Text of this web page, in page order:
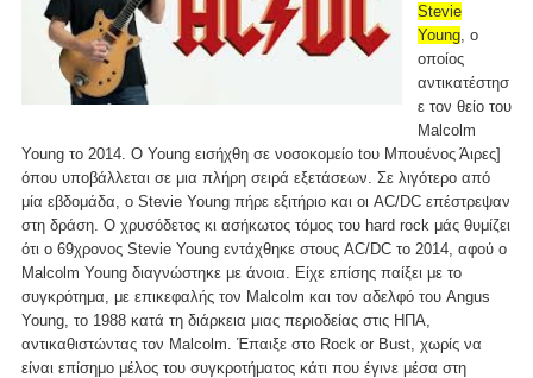
Stevie
Young , ο
οποίος
αντικατέστησ
ε τον θείο του
Malcolm
Young το 2014. Ο Young εισήχθη σε νοσοκομείο tου Μπουένος Άιρες]
όπου υποβάλλεται σε μια πλήρη σειρά εξετάσεων. Σε λιγότερο από
μία εβδομάδα, ο Stevie Young πήρε εξιτήριο και οι AC/DC επέστρεψαν
στη δράση. Ο χρυσόδετος κι ασήκωτος τόμος του hard rock μάς θυμίζει
ότι ο 69χρονος Stevie Young εντάχθηκε στους AC/DC το 2014, αφού ο
Malcolm Young διαγνώστηκε με άνοια. Είχε επίσης παίξει με το
συγκρότημα, με επικεφαλής τον Malcolm και τον αδελφό του Angus
Young, το 1988 κατά τη διάρκεια μιας περιοδείας στις ΗΠΑ,
αντικαθιστώντας τον Malcolm. Έπαιξε στο Rock or Bust, χωρίς να
είναι επίσημο μέλος του συγκροτήματος κάτι που έγινε μέσα στη